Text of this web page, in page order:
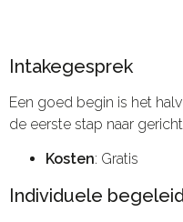
Intakegesprek
Een goed begin is het
de eerste stap naar
Kosten: Gratis
Individuele